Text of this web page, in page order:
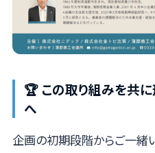
🏆 この取り組みを共に
へ
企画の初期段階からご一緒